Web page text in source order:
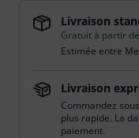
Livraison
Gratuit à partir
Estimée entre
Livraison
Commandez sous
plus rapide. La
paiement.